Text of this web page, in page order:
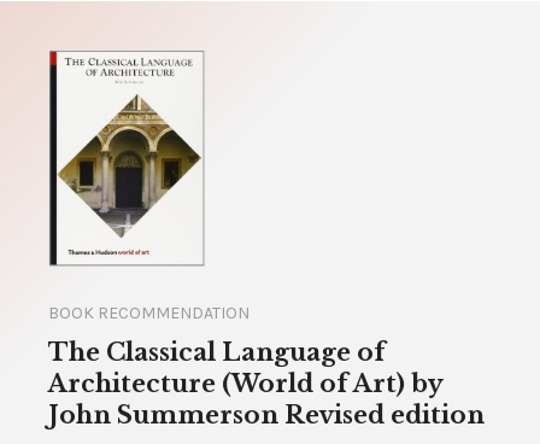
BOOK RECOMMENDATION
The Classical Language of
Architecture (World of Art) by
John Summerson Revised edition